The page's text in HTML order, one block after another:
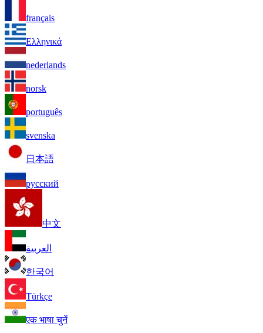
français
Ελληνικά
nederlands
norsk
português
svenska
日本語
русский
中文
العربية
한국어
Türkçe
एक भाषा चुनें